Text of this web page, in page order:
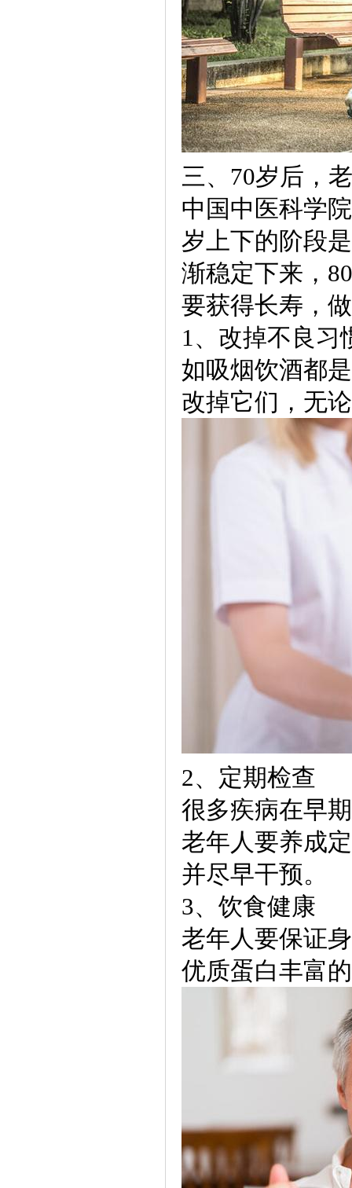
三、70岁后，
中国中医科学
岁上下的阶段
渐稳定下来，
要获得长寿，
1、改掉不良习
如吸烟饮酒都
改掉它们，无
2、定期检查
很多疾病在早
老年人要养成
并尽早干预。
3、饮食健康
老年人要保证
优质蛋白丰富